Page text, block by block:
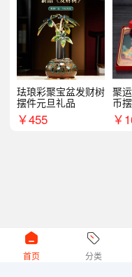
珐琅彩聚宝盆发财树
摆件元旦礼品
￥455
聚
币
商
￥
首页 分类